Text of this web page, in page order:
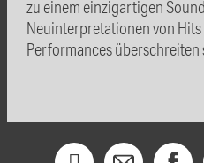
zu einem einzigartigen
Neuinterpretationen von
Performances